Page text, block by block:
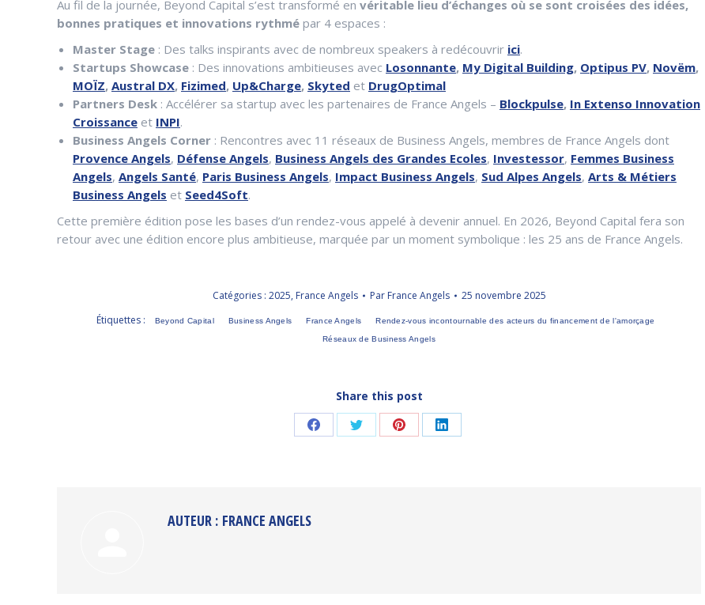
Au fil de la journée, Beyond Capital s’est transformé en véritable lieu d’échanges où se sont croisées des idées,
bonnes pratiques et innovations rythmé par 4 espaces :
Master Stage : Des talks inspirants avec de nombreux speakers à redécouvrir ici.
Startups Showcase : Des innovations ambitieuses avec Losonnante, My Digital Building, Optipus PV, Novëm,
MOÏZ, Austral DX, Fizimed, Up&Charge, Skyted et DrugOptimal
Partners Desk : Accélérer sa startup avec les partenaires de France Angels – Blockpulse, In Extenso Innovation
Croissance et INPI.
Business Angels Corner : Rencontres avec 11 réseaux de Business Angels, membres de France Angels dont
Provence Angels, Défense Angels, Business Angels des Grandes Ecoles, Investessor, Femmes Business
Angels, Angels Santé, Paris Business Angels, Impact Business Angels, Sud Alpes Angels, Arts & Métiers
Business Angels et Seed4Soft.
Cette première édition pose les bases d’un rendez-vous appelé à devenir annuel. En 2026, Beyond Capital fera son
retour avec une édition encore plus ambitieuse, marquée par un moment symbolique : les 25 ans de France Angels.
Catégories : 2025, France Angels Par France Angels
25 novembre 2025
Étiquettes :
Beyond Capital Business Angels France Angels Rendez-vous incontournable des acteurs du financement de l'amorçage
Réseaux de Business Angels
Share this post
PartagerPartagerPartagerPartager
AUTEUR : FRANCE ANGELS